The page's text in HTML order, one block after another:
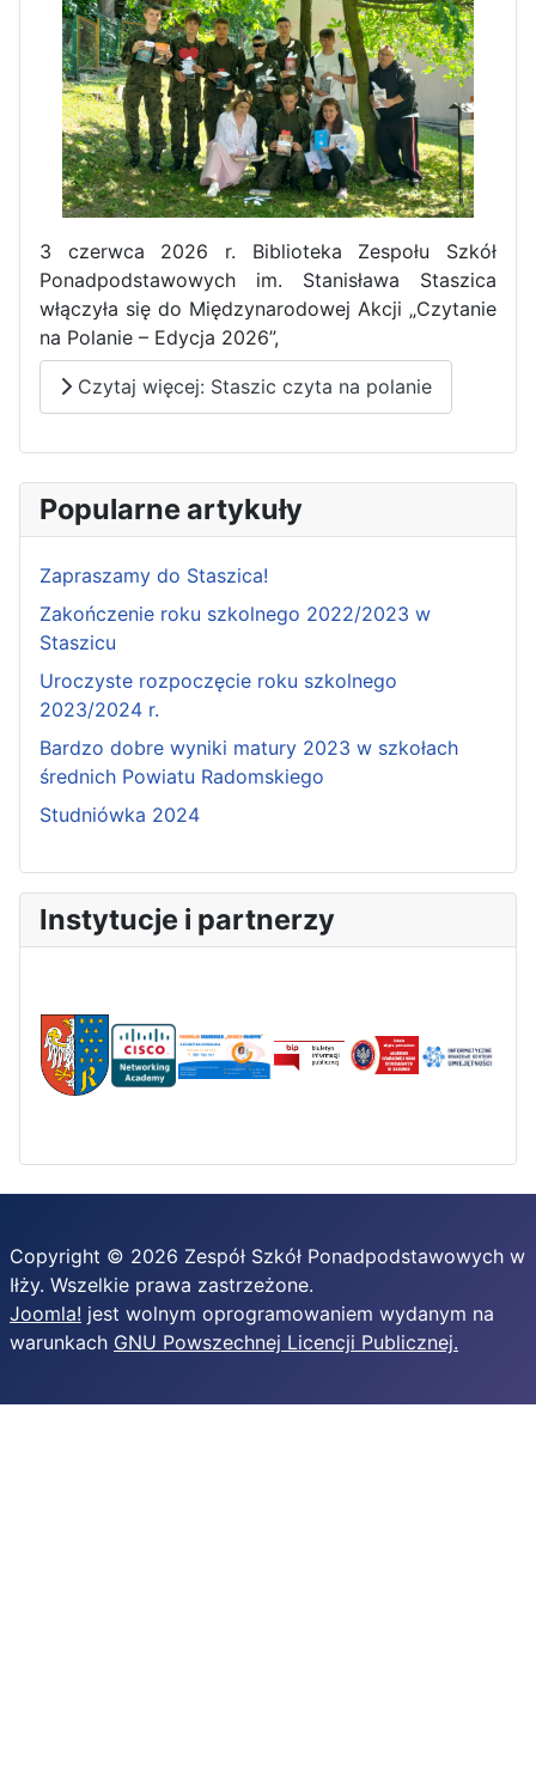
Zakończenie praktyk w
Portugalii
Rozpoczęcie kampanii „Gotowi
na kryzys” w ZSP w Iłży
Pierwszy tydzień praktyk
zawodowych naszych uczniów
w Portugalii za nami!
3 czerwca 2026 r. Biblioteka Zespołu Szkół
Ponadpodstawowych im. Stanisława Staszica
włączyła się do Międzynarodowej Akcji „Czytanie
na Polanie – Edycja 2026”,
Czytaj więcej: Staszic czyta na polanie
Popularne artykuły
Zapraszamy do Staszica!
Zakończenie roku szkolnego 2022/2023 w
Staszicu
Uroczyste rozpoczęcie roku szkolnego
2023/2024 r.
Bardzo dobre wyniki matury 2023 w szkołach
średnich Powiatu Radomskiego
Studniówka 2024
Instytucje i partnerzy
Copyright © 2026 Zespół Szkół Ponadpodstawowych w
Iłży. Wszelkie prawa zastrzeżone.
Joomla! jest wolnym oprogramowaniem wydanym na
warunkach GNU Powszechnej Licencji Publicznej.